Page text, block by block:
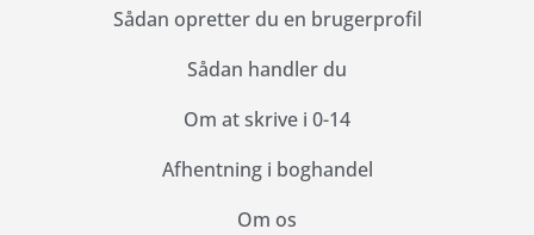
Sådan opretter du en brugerprofil
Sådan handler du
Om at skrive i 0-14
Afhentning i boghandel
Om os